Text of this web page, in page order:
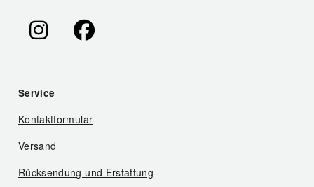
Service
Kontaktformular
Versand
Rücksendung und Erstattung